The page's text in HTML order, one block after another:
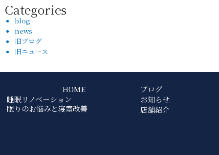
Categories
blog
news
旧ブログ
旧ニュース
HOME
睡眠リノベーション
眠りのお悩みと寝室改善
ブログ
お知らせ
店舗紹介